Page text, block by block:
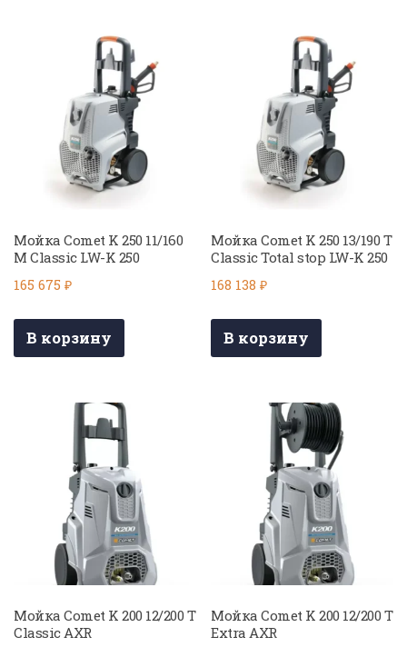
Мойка Comet K 250 11/160
M Classic LW-K 250
165 675 ₽
В корзину
Мойка Comet K 250 13/190 T
Classic Total stop LW-K 250
168 138₽
В корзину
Мойка Comet K 200 12/200 T
Classic AXR
Мойка Comet K 200 12/200 T
Extra AXR